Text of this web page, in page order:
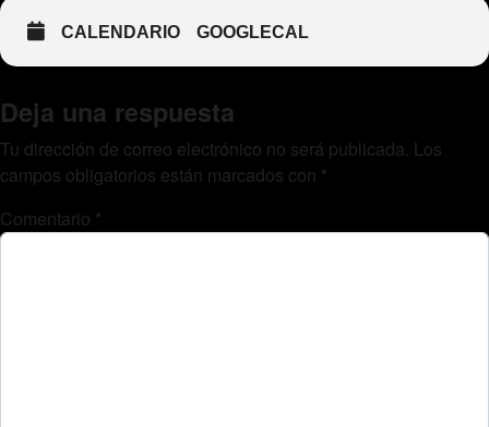
CALENDARIO GOOGLECAL
Deja una respuesta
Tu dirección de correo electrónico no será publicada. Los
campos obligatorios están marcados con *
Comentario *